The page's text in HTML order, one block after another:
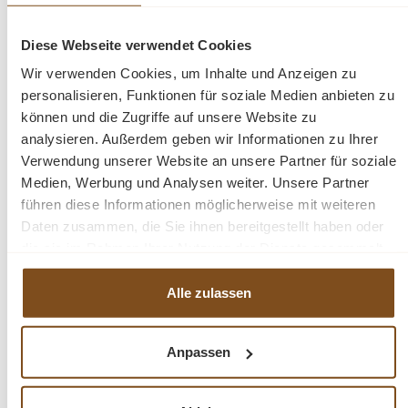
Diese Webseite verwendet Cookies
Wir verwenden Cookies, um Inhalte und Anzeigen zu
personalisieren, Funktionen für soziale Medien anbieten zu
können und die Zugriffe auf unsere Website zu
analysieren. Außerdem geben wir Informationen zu Ihrer
Verwendung unserer Website an unsere Partner für soziale
Medien, Werbung und Analysen weiter. Unsere Partner
führen diese Informationen möglicherweise mit weiteren
Daten zusammen, die Sie ihnen bereitgestellt haben oder
haben.
Alle zulassen
Anpassen
Die Abmessungen: Dieser Tisch kann in verschiedenen
Abmessungen geliefert werden.
naturbelassen
Jedes Stück ein Unikat
Fragen zum Produkt?
Produktinformationen "Bologna Esstisch 160 -
240 cm Teak Tisch aus recycelten Teakholz"
Der Esstisch aus der Serie Bologna ist ein schöner und
massiver Tisch, Die massive Oberfläche besteht aus
Produktgalerie überspringen
Ähnliche Produkte